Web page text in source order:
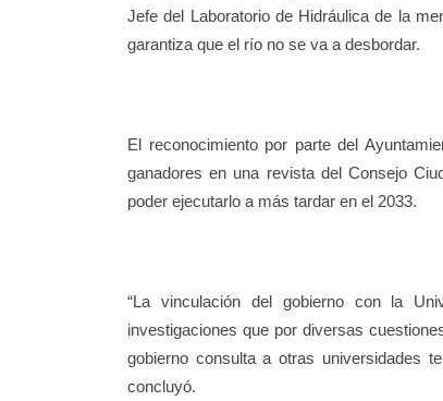
Jefe del Laboratorio de Hidráulica de la
garantiza que el río no se va a desbordar.
El reconocimiento por parte del
ganadores en una revista del Consejo
poder ejecutarlo a más tardar en el 2033.
“La vinculación del gobierno con la
investigaciones que por diversas
gobierno consulta a otras universidades
concluyó.